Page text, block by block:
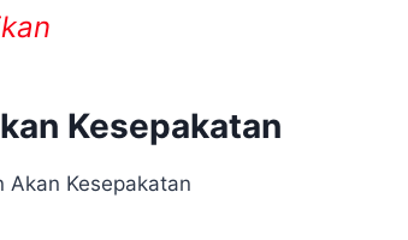
Kesepakatan